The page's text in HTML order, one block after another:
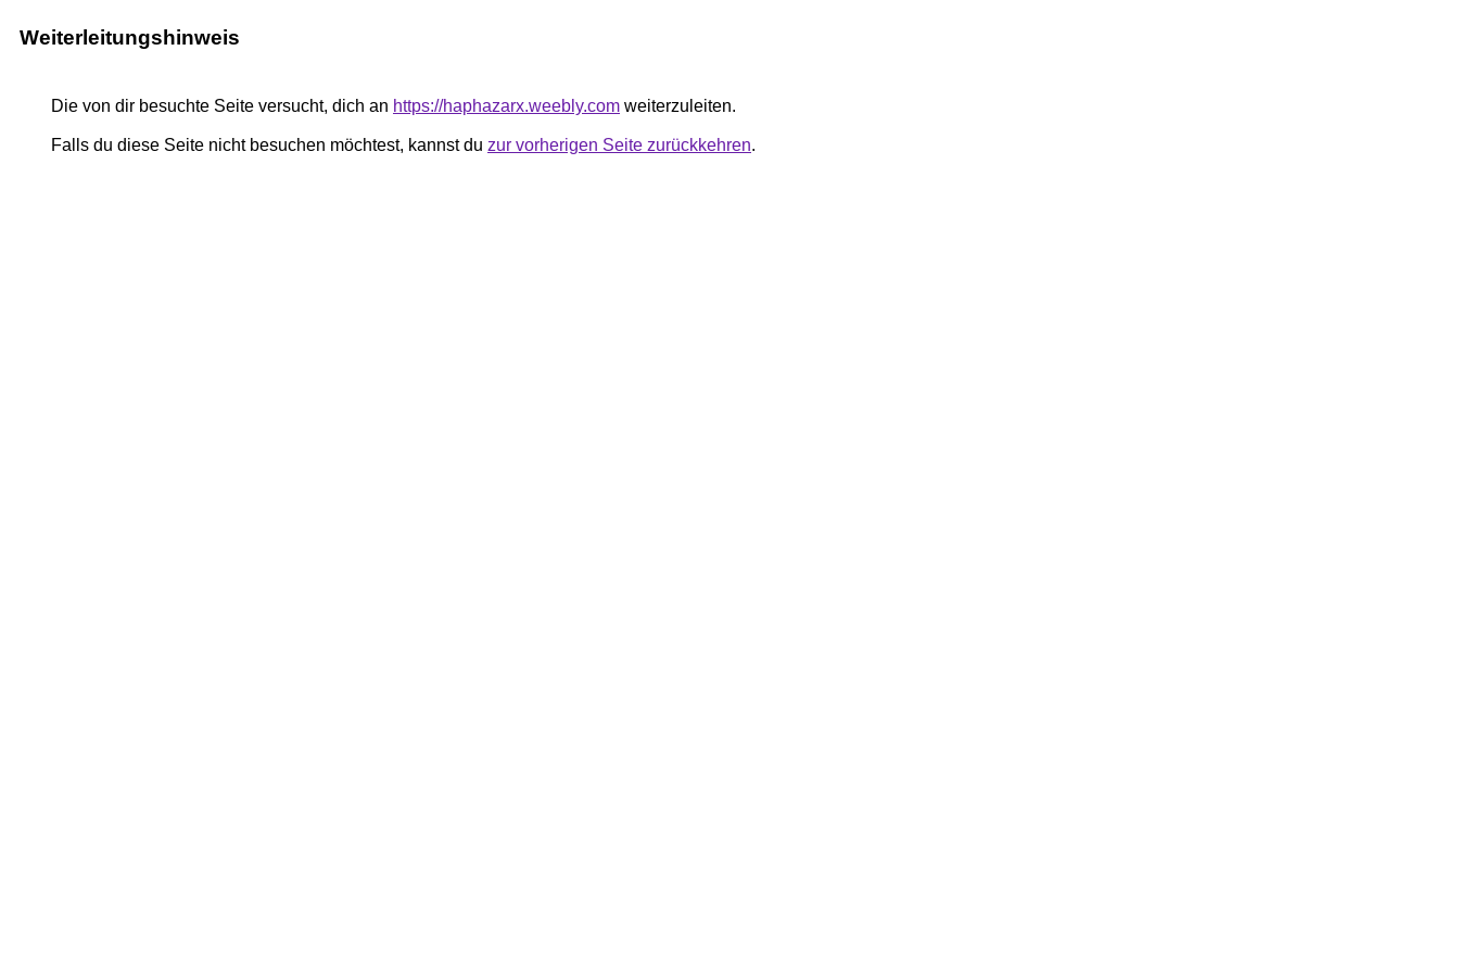
Weiterleitungshinweis
Die von dir besuchte Seite versucht, dich an https://haphazarx.weebly.com weiterzuleiten.
Falls du diese Seite nicht besuchen möchtest, kannst du zur vorherigen Seite zurückkehren.